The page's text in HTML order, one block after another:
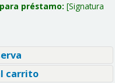
préstamo: Signatura
carrito